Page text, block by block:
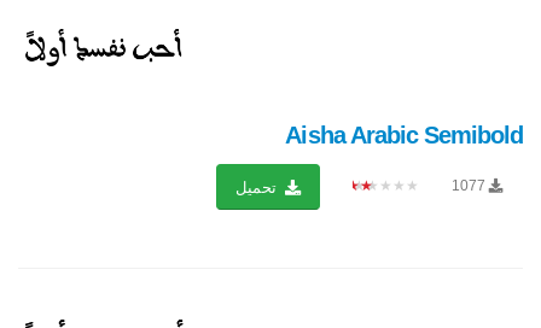
Aisha Arabic Semibold
1077
★★★★★ تحميل